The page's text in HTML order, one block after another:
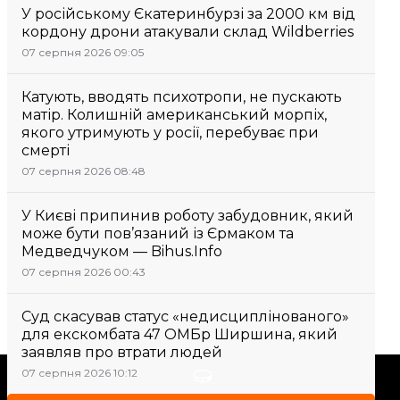
У російському Єкатеринбурзі за 2000 км від
кордону дрони атакували склад Wildberries
07 серпня 2026 09:05
Катують, вводять психотропи, не пускають
матір. Колишній американський морпіх,
якого утримують у росії, перебуває при
смерті
07 серпня 2026 08:48
У Києві припинив роботу забудовник, який
може бути пов’язаний із Єрмаком та
Медведчуком — Bihus.Info
07 серпня 2026 00:43
Суд скасував статус «недисциплінованого»
для екскомбата 47 ОМБр Ширшина, який
заявляв про втрати людей
07 серпня 2026 10:12